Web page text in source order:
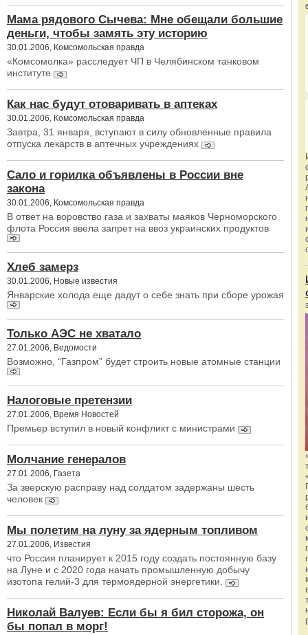
Мама рядового Сычева: Мне обещали большие
деньги, чтобы замять эту историю
30.01.2006, Комсомольская правда
«Комсомолка» расследует ЧП в Челябинском танковом
институте
Как нас будут отоваривать в аптеках
30.01.2006, Комсомольская правда
Завтра, 31 января, вступают в силу обновленные правила
отпуска лекарств в аптечных учреждениях
Сало и горилка объявлены в России вне
закона
30.01.2006, Комсомольская правда
В ответ на воровство газа и захваты маяков Черноморского
флота Россия ввела запрет на ввоз украинских продуктов
Хлеб замерз
30.01.2006, Новые известия
Январские холода еще дадут о себе знать при сборе урожая
Только АЭС не хватало
27.01.2006, Ведомости
Возможно, “Газпром” будет строить новые атомные станции
Налоговые претензии
27.01.2006, Время Новостей
Премьер вступил в новый конфликт с министрами
Молчание генералов
27.01.2006, Газета
За зверскую расправу над солдатом задержаны шесть
человек
Мы полетим на луну за ядерным топливом
27.01.2006, Известия
что Россия планирует к 2015 году создать постоянную базу
на Луне и с 2020 года начать промышленную добычу
изотопа гелий-3 для термоядерной энергетики.
Николай Валуев: Если бы я бил сторожа, он
бы попал в морг!